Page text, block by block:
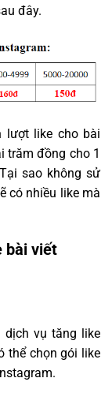
đây.
lượt like cho bài
trăm đồng cho 1
sao không sử
có nhiều like mà
bài viết
dịch vụ tăng like
thể chọn gói like